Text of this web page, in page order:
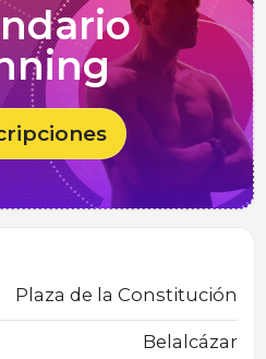
Plaza de la Constitución
Belalcázar